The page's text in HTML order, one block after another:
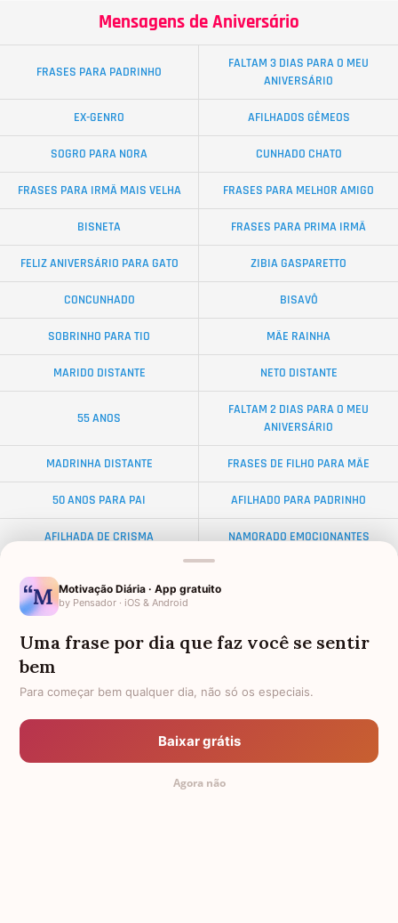
Mensagens de Aniversário
FRASES PARA PADRINHO
FALTAM 3 DIAS PARA O MEU
ANIVERSÁRIO
EX-GENRO AFILHADOS GÊMEOS
SOGRO PARA NORA CUNHADO CHATO
FRASES PARA IRMÃ MAIS VELHA FRASES PARA MELHOR AMIGO
BISNETA FRASES PARA PRIMA IRMÃ
FELIZ ANIVERSÁRIO PARA GATO ZIBIA GASPARETTO
CONCUNHADO BISAVÔ
SOBRINHO PARA TIO MÃE RAINHA
MARIDO DISTANTE NETO DISTANTE
55 ANOS
FALTAM 2 DIAS PARA O MEU
ANIVERSÁRIO
MADRINHA DISTANTE FRASES DE FILHO PARA MÃE
50 ANOS PARA PAI AFILHADO PARA PADRINHO
AFILHADA DE CRISMA NAMORADO EMOCIONANTES
EX-SOGRO
AFILHADO PARA MADRINHA PALAVRAS
FRASES PARA AMIGA EVANGÉLICA 34 ANOS
TEXTOS PEQUENOS PARA AMIGA
Motivação Diária · App gratuito
by Pensador · iOS & Android
Uma frase por dia que faz você se sentir
bem
Para começar bem qualquer dia, não só os especiais.
Baixar grátis
Agora não